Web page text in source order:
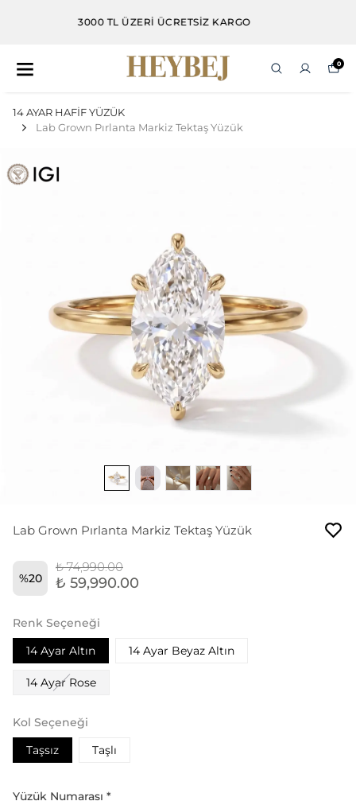
3000 TL VE ÜZERI ALIŞVERIŞLERDE DAMLA KÜPE
HEDIYE
0
14 AYAR HAFİF YÜZÜK
Lab Grown Pırlanta Markiz Tektaş Yüzük
Lab Grown Pırlanta Markiz Tektaş Yüzük
%20
₺ 74,990.00
₺ 59,990.00
Renk Seçeneği
14 Ayar Altın
14 Ayar Beyaz Altın
14 Ayar Rose
Kol Seçeneği
Taşsız
Taşlı
Yüzük Numarası *